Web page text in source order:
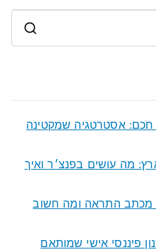
חכם: אסטרטגיה שמקטינה
מה עושים בפנצ׳ר ואיך
מכתב התראה ומה חשוב
פיננסי אישי שמותאם